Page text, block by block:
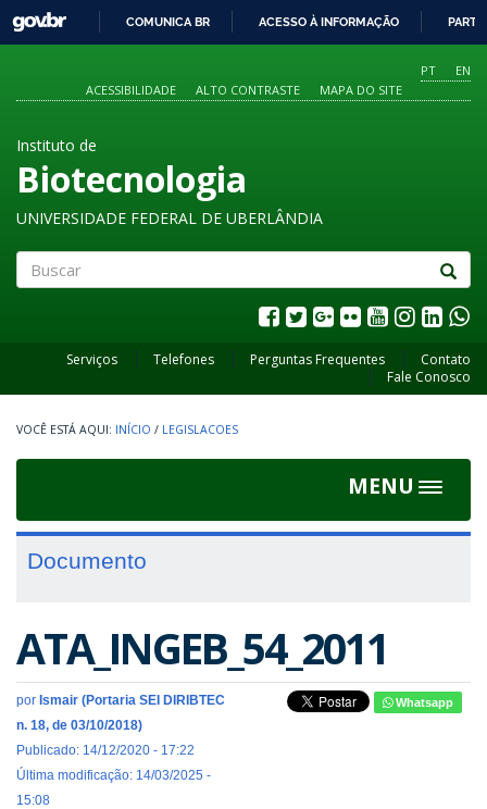
O
CONTEÚDO
GOVBR
COMUNICA BR ACESSO À INFORMAÇÃO
PT
EN
ACESSIBILIDADE
ALTO CONTRASTE MAPA DO SITE
Instituto de
Biotecnologia
UNIVERSIDADE FEDERAL DE UBERLÂNDIA
Serviços Telefones Perguntas Frequentes
Contato
Fale Conosco
INÍCIO / LEGISLACOES
MENU
Toggle
Documento
ATA_INGEB_54_2011
por Ismair (Portaria SEI DIRIBTEC
n. 18, de 03/10/2018)
Publicado: 14/12/2020 - 17:22
Última modificação: 14/03/2025 -
15:08
Whatsapp